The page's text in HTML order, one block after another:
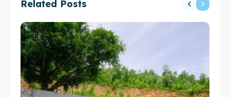
Related Posts